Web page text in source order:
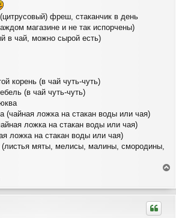
фреш, стаканчик в день
магазине и не так испорчены)
в чай, можно сырой есть)
корень (в чай чуть-чуть)
(в чай чуть-чуть)
(чайная ложка на стакан воды или чая)
ложка на стакан воды или чая)
ложка на стакан воды или чая)
(листья мяты, мелисы, малины, смородины,
р
н